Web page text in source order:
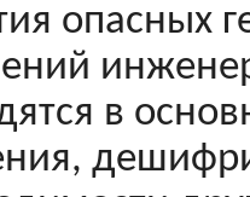
опасных
в